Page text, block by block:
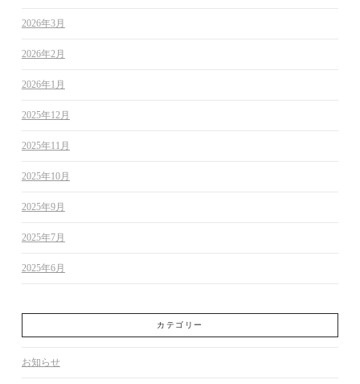
2026年3月
2026年2月
2026年1月
2025年12月
2025年11月
2025年10月
2025年9月
2025年7月
2025年6月
カテゴリー
お知らせ